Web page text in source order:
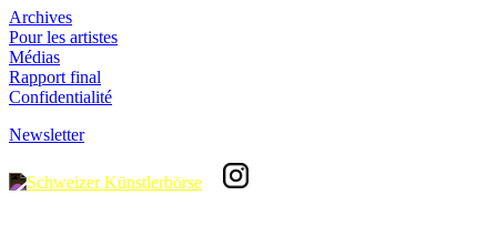
Archives
Pour les artistes
Médias
Rapport final
Confidentialité
Newsletter